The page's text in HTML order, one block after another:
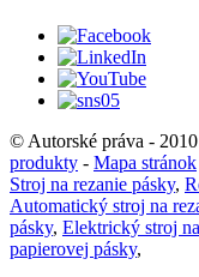
© Autorské práva -
produkty - Mapa stránok
Stroj na rezanie pásky,
Automatický stroj na
pásky, Elektrický stroj
papierovej pásky,